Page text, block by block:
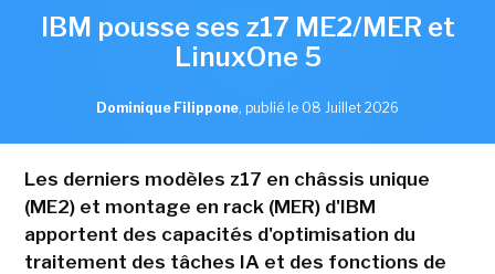
IBM pousse ses z17 ME2/MER et
LinuxOne 5
Dominique Filippone, publié le 08 Juillet 2026
Les derniers modèles z17 en châssis unique
(ME2) et montage en rack (MER) d'IBM
apportent des capacités d'optimisation du
traitement des tâches IA et des fonctions de